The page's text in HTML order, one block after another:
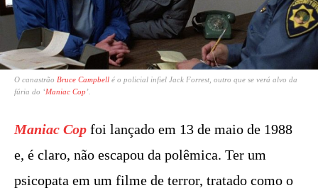
O canastrão Bruce Campbell é o policial infiel Jack Forrest, outro que se verá alvo da
fúria do ‘Maniac Cop’.
Maniac Cop foi lançado em 13 de maio de 1988
e, é claro, não escapou da polêmica. Ter um
psicopata em um filme de terror, tratado como o